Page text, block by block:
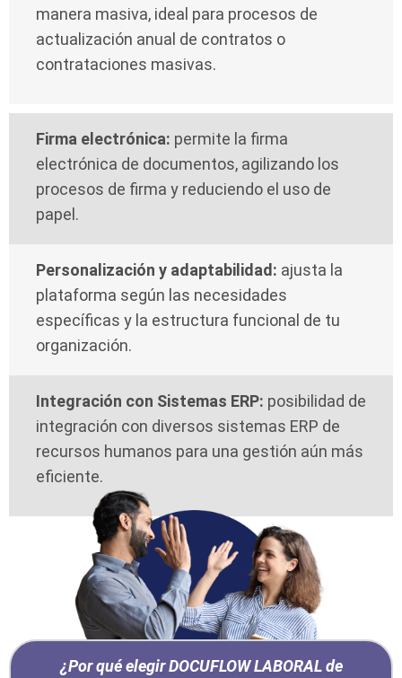
manera masiva, ideal para procesos de
actualización anual de contratos o
contrataciones masivas.
Firma electrónica: permite la firma
electrónica de documentos, agilizando los
procesos de firma y reduciendo el uso de
papel.
Personalización y adaptabilidad: ajusta la
plataforma según las necesidades
específicas y la estructura funcional de tu
organización.
Integración con Sistemas ERP: posibilidad de
integración con diversos sistemas ERP de
recursos humanos para una gestión aún más
eficiente.
¿Por qué elegir DOCUFLOW LABORAL de